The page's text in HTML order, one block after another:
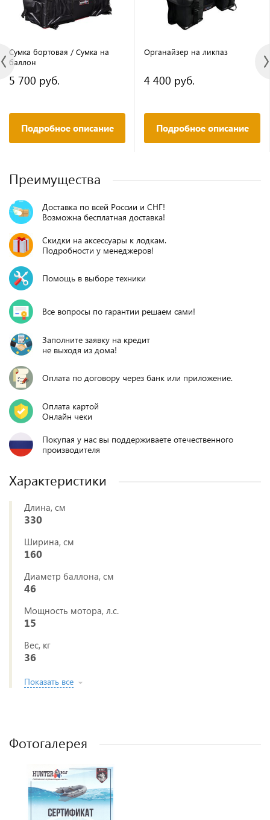
Сумка бортовая / Сумка на
баллон
5 700 руб.
Подробное описание
Органайзер на ликпаз
4 400 руб.
Подробное описание
Преимущества
Доставка по всей России и СНГ!
Возможна бесплатная доставка!
Скидки на аксессуары к лодкам.
Подробности у менеджеров!
Помощь в выборе техники
Все вопросы по гарантии решаем сами!
Заполните заявку на кредит
не выходя из дома!
Оплата по договору через банк или приложение.
Оплата картой
Онлайн чеки
Покупая у нас вы поддерживаете отечественного
производителя
Характеристики
Длина, см
330
Ширина, см
160
Диаметр баллона, см
46
Мощность мотора, л.с.
15
Вес, кг
36
Показать все
Фотогалерея